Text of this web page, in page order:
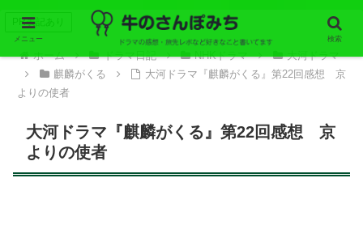
PR表記あり
ホーム ドラマ日記 NHKドラマ
大河ドラマ
麒麟がくる
大河ドラマ『麒麟がくる』第22回感想 京
よりの使者
大河ドラマ『麒麟がくる』第22回感想 京
よりの使者
メニュー 検索